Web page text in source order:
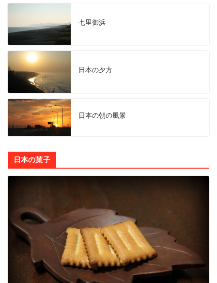
七里御浜
日本の夕方
日本の朝の風景
日本の菓子